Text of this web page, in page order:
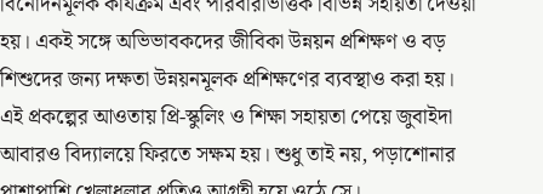
হয়। একই সঙ্গে অভিভাবকদের জীবিকা উন্নয়ন প্রশিক্ষণ ও বড়
শিশুদের জন্য দক্ষতা উন্নয়নমূলক প্রশিক্ষণের ব্যবস্থাও করা হয়।
এই প্রকল্পের আওতায় প্রি-স্কুলিং ও শিক্ষা সহায়তা পেয়ে জুবাইদা
আবারও বিদ্যালয়ে ফিরতে সক্ষম হয়। শুধু তাই নয়, পড়াশোনার